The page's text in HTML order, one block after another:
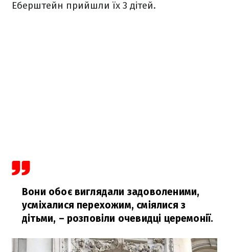
Еберштейн прийшли їх 3 дітей.
Вони обоє виглядали задоволеними,
усміхалися перехожим, сміялися з
дітьми, – розповіли очевидці церемонії.